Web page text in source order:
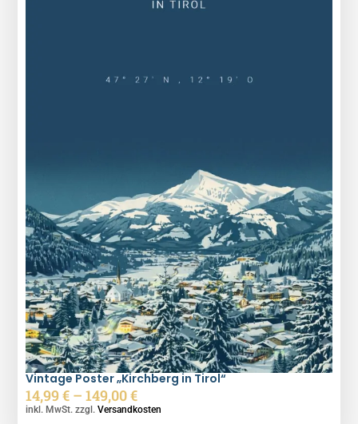
Vintage Poster „Kirchberg in Tirol“
14,99€ –149,00€
inkl. MwSt. zzgl.Versandkosten